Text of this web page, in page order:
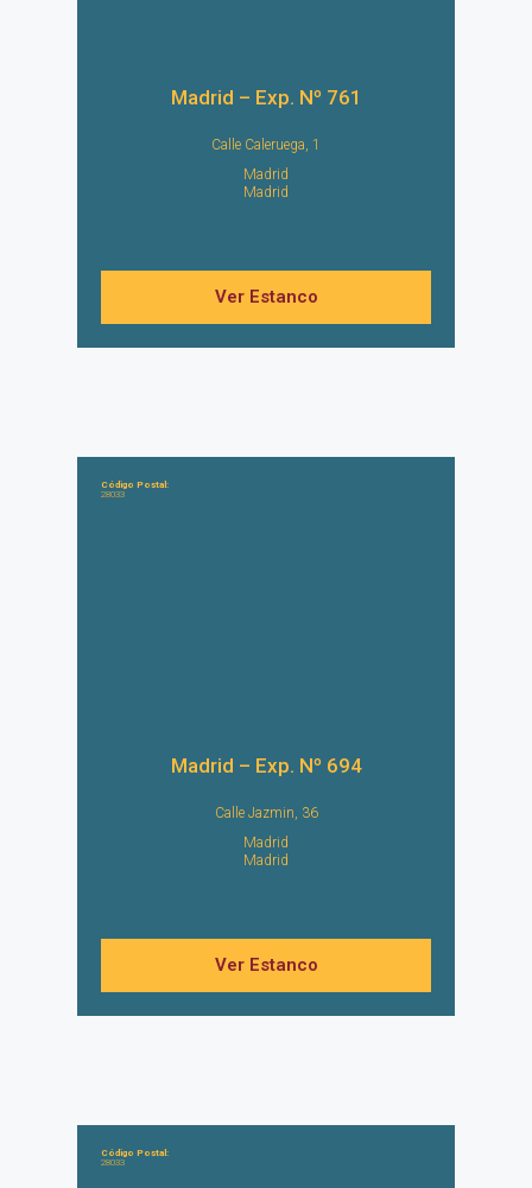
Madrid – Exp. Nº 761
Calle Caleruega, 1
Madrid
Madrid
Ver Estanco
Código Postal:
28033
Madrid – Exp. Nº 694
Calle Jazmin, 36
Madrid
Madrid
Ver Estanco
Código Postal:
28033